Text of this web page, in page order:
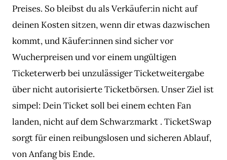
Preises. So bleibst du als Verkäufer:in nicht auf
deinen Kosten sitzen, wenn dir etwas dazwischen
kommt, und Käufer:innen sind sicher vor
Wucherpreisen und vor einem ungültigen
Ticketerwerb bei unzulässiger Ticketweitergabe
über nicht autorisierte Ticketbörsen. Unser Ziel ist
simpel: Dein Ticket soll bei einem echten Fan
landen, nicht auf dem Schwarzmarkt . TicketSwap
sorgt für einen reibungslosen und sicheren Ablauf,
von Anfang bis Ende.